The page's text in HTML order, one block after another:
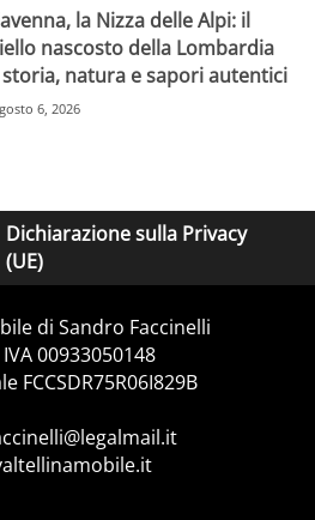
la Nizza delle Alpi: il
nascosto della Lombardia
natura e sapori autentici
6, 2026
Dichiarazione sulla Privacy
(UE)
di Sandro Faccinelli
00933050148
FCCSDR75R06I829B